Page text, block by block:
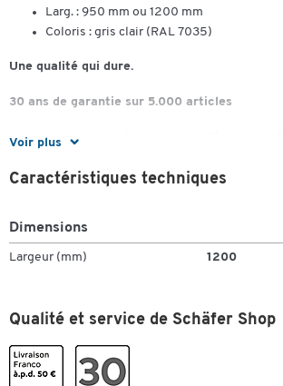
Voir plus
Larg. : 950 mm ou 1200 mm
Coloris : gris clair (RAL 7035)
Une qualité qui dure.
30 ans de garantie sur 5.000 articles
Vous voulez penser à l'avenir pour l'équipement
qualité 100% Schäfer Shop.
Une qualité qui dure - nous vous le promettons.
à 30 ans pour 5.000 articles !
Investissez dès maintenant dans un
pour aujourd'hui, mais aussi pour les
Caractéristiques techniques
Dimensions
Largeur (mm) 1200
Qualité et service de Schäfer Shop